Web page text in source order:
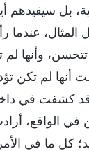
بل سيقيدهم
عندما
تتحسن، وأنها
أنها لم تكن
كشفت في
في الواقع،
كل ما في